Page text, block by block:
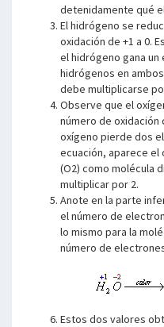
detenidamente qué
El hidrógeno se
oxidación de +1 a 0.
el hidrógeno gana un
hidrógenos en
debe multiplicarse
Observe que el
número de oxidación
oxígeno pierde dos
ecuación, aparece el
(O2) como molécula
multiplicar por 2.
Anote en la parte
el número de
lo mismo para la
número de
Estos dos valores